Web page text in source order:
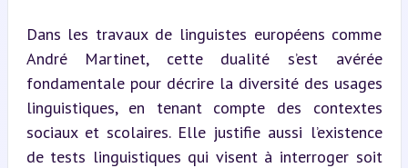
Dans les travaux de linguistes européens comme
André Martinet, cette dualité s’est avérée
fondamentale pour décrire la diversité des usages
linguistiques, en tenant compte des contextes
sociaux et scolaires. Elle justifie aussi l’existence
de tests linguistiques qui visent à interroger soit